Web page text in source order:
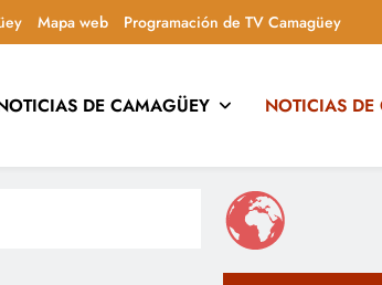
Mapa web Programación de TV Camagüey
culturales, sociales y comunitarios,
DE CAMAGÜEY NOTICIAS DE